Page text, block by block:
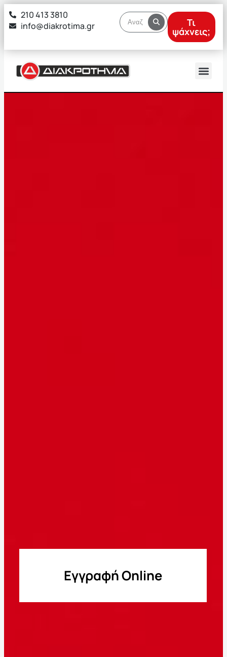
στο
περιεχόμενο
210 413 3810
info@diakrotima.gr
Τι
ψάχνεις;
Εγγραφή Online